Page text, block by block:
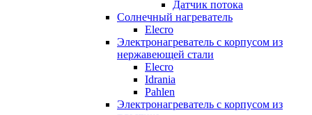
Датчик потока
Солнечный нагреватель
Elecro
Электронагреватель с корпусом из
нержавеющей стали
Elecro
Idrania
Pahlen
Электронагреватель с корпусом из